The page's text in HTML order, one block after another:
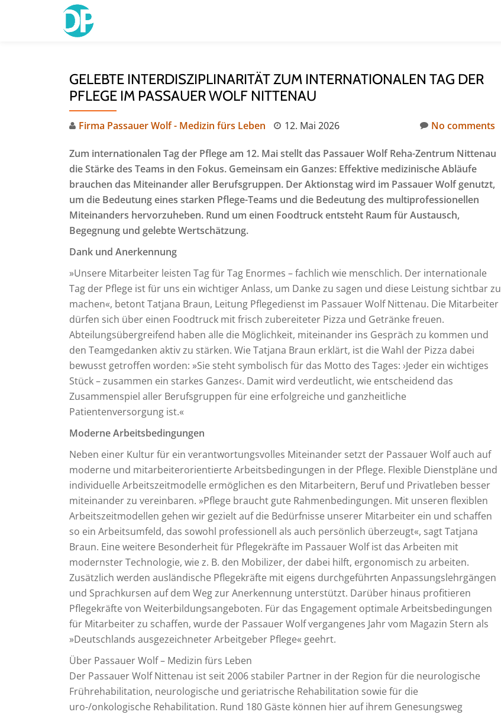
GELEBTE INTERDISZIPLINARITÄT ZUM INTERNATIONALEN TAG DER
PFLEGE IM PASSAUER WOLF NITTENAU
Firma Passauer Wolf - Medizin fürs Leben 12. Mai 2026 No comments
Zum internationalen Tag der Pflege am 12. Mai stellt das Passauer Wolf Reha-Zentrum Nittenau
die Stärke des Teams in den Fokus. Gemeinsam ein Ganzes: Effektive medizinische Abläufe
brauchen das Miteinander aller Berufsgruppen. Der Aktionstag wird im Passauer Wolf genutzt,
um die Bedeutung eines starken Pflege-Teams und die Bedeutung des multiprofessionellen
Miteinanders hervorzuheben. Rund um einen Foodtruck entsteht Raum für Austausch,
Begegnung und gelebte Wertschätzung.
Dank und Anerkennung
»Unsere Mitarbeiter leisten Tag für Tag Enormes – fachlich wie menschlich. Der internationale
Tag der Pflege ist für uns ein wichtiger Anlass, um Danke zu sagen und diese Leistung sichtbar zu
machen«, betont Tatjana Braun, Leitung Pflegedienst im Passauer Wolf Nittenau. Die Mitarbeiter
dürfen sich über einen Foodtruck mit frisch zubereiteter Pizza und Getränke freuen.
Abteilungsübergreifend haben alle die Möglichkeit, miteinander ins Gespräch zu kommen und
den Teamgedanken aktiv zu stärken. Wie Tatjana Braun erklärt, ist die Wahl der Pizza dabei
bewusst getroffen worden: »Sie steht symbolisch für das Motto des Tages: ›Jeder ein wichtiges
Stück – zusammen ein starkes Ganzes‹. Damit wird verdeutlicht, wie entscheidend das
Zusammenspiel aller Berufsgruppen für eine erfolgreiche und ganzheitliche
Patientenversorgung ist.«
Moderne Arbeitsbedingungen
Neben einer Kultur für ein verantwortungsvolles Miteinander setzt der Passauer Wolf auch auf
moderne und mitarbeiterorientierte Arbeitsbedingungen in der Pflege. Flexible Dienstpläne und
individuelle Arbeitszeitmodelle ermöglichen es den Mitarbeitern, Beruf und Privatleben besser
miteinander zu vereinbaren. »Pflege braucht gute Rahmenbedingungen. Mit unseren flexiblen
Arbeitszeitmodellen gehen wir gezielt auf die Bedürfnisse unserer Mitarbeiter ein und schaffen
so ein Arbeitsumfeld, das sowohl professionell als auch persönlich überzeugt«, sagt Tatjana
Braun. Eine weitere Besonderheit für Pflegekräfte im Passauer Wolf ist das Arbeiten mit
modernster Technologie, wie z. B. den Mobilizer, der dabei hilft, ergonomisch zu arbeiten.
Zusätzlich werden ausländische Pflegekräfte mit eigens durchgeführten Anpassungslehrgängen
und Sprachkursen auf dem Weg zur Anerkennung unterstützt. Darüber hinaus profitieren
Pflegekräfte von Weiterbildungsangeboten. Für das Engagement optimale Arbeitsbedingungen
für Mitarbeiter zu schaffen, wurde der Passauer Wolf vergangenes Jahr vom Magazin Stern als
»Deutschlands ausgezeichneter Arbeitgeber Pflege« geehrt.
Über Passauer Wolf – Medizin fürs Leben
Der Passauer Wolf Nittenau ist seit 2006 stabiler Partner in der Region für die neurologische
Frührehabilitation, neurologische und geriatrische Rehabilitation sowie für die
uro-/onkologische Rehabilitation. Rund 180 Gäste können hier auf ihrem Genesungsweg